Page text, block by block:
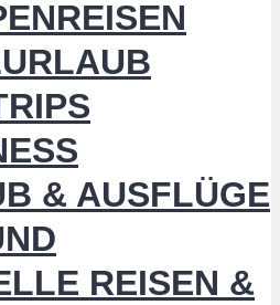
& AUSFLÜGE
REISEN &